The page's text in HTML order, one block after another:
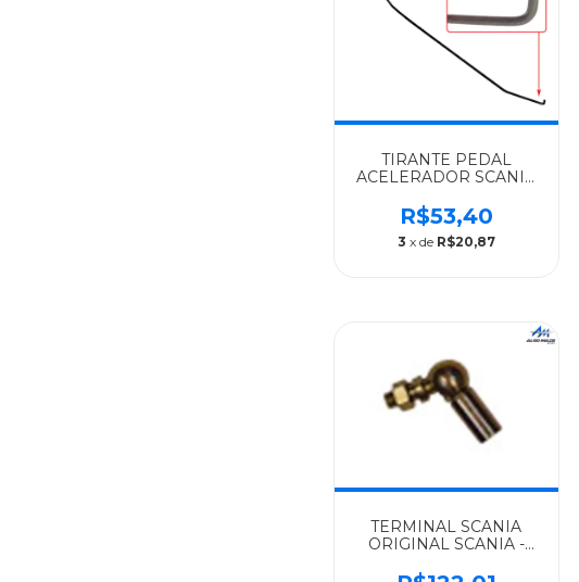
TIRANTE PEDAL
ACELERADOR SCANIA
- 1305615
R$53,40
3 x de R$20,87
TERMINAL SCANIA
ORIGINAL SCANIA -